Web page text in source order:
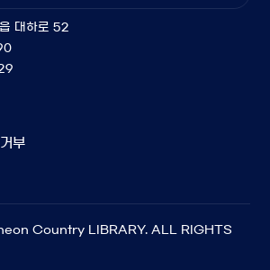
대하로 52
부
Country LIBRARY. ALL RIGHTS